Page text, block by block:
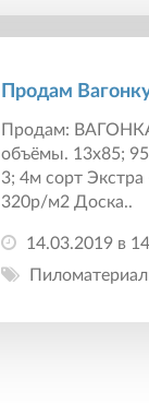
Продам
Продам:
объёмы. 13х85;
3; 4м сорт
320р/м2 Доска..
14.03.2019 в